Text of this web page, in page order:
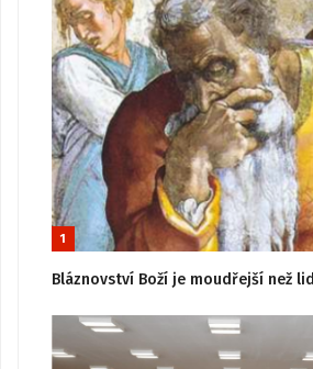
1
Bláznovství Boží je moudřejší než